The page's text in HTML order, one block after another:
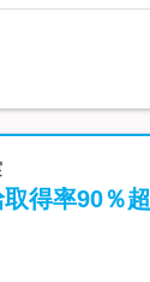
得率90％超